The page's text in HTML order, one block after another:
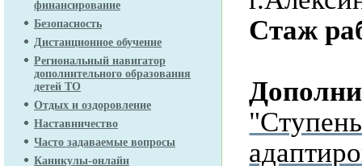
финансирование
Безопасность
Дистанционное обучение
Региональный навигатор
дополнительного образования
детей ТО
Отдых и оздоровление
Наставничество
Часто задаваемые вопросы
Каникулы-онлайн
Стаж